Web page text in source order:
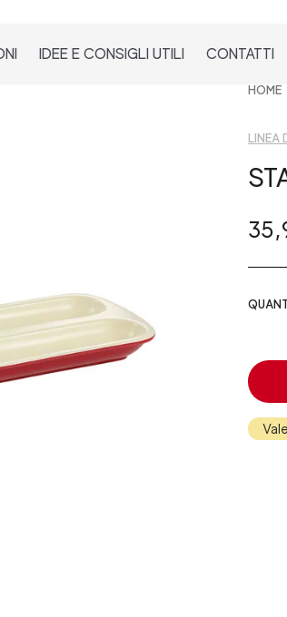
IDEE E CONSIGLI UTILI CONTATTI
HOME
LINEA